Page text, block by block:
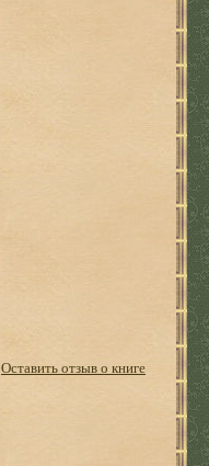
Оставить отзыв о книге